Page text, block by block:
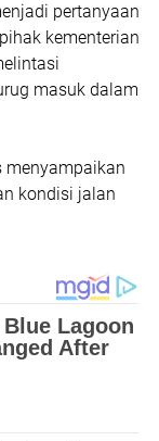
pertanyaan
kementerian
masuk dalam
menyampaikan
kondisi jalan